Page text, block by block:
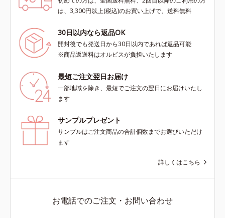
は、3,300円以上(税込)のお買い上げで、送料無料
30日以内なら返品OK
開封後でも発送日から30日以内であれば返品可能
※商品返送料はオルビスが負担いたします
最短ご注文翌日お届け
一部地域を除き、最短でご注文の翌日にお届けいたし
ます
サンプルプレゼント
サンプルはご注文商品の合計個数までお選びいただけ
ます
詳しくはこちら
お電話でのご注文・お問い合わせ